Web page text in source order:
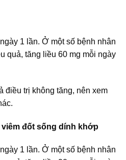
1 lần. Ở một số bệnh nhân
quả, tăng liều 60 mg mỗi ngày
điều trị không tăng, nên xem
đốt sống dính khớp
1 lần. Ở một số bệnh nhân